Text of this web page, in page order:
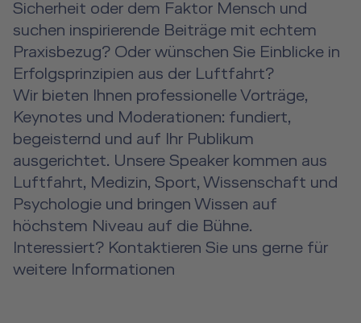
Sicherheit oder dem Faktor Mensch und
suchen inspirierende Beiträge mit echtem
Praxisbezug? Oder wünschen Sie Einblicke in
Erfolgsprinzipien aus der Luftfahrt?
Wir bieten Ihnen professionelle Vorträge,
Keynotes und Moderationen: fundiert,
begeisternd und auf Ihr Publikum
ausgerichtet. Unsere Speaker kommen aus
Luftfahrt, Medizin, Sport, Wissenschaft und
Psychologie und bringen Wissen auf
höchstem Niveau auf die Bühne.
Interessiert? Kontaktieren Sie uns gerne für
weitere Informationen